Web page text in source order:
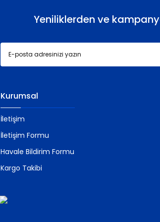
Yeniliklerden ve
Kurumsal
İletişim
İletişim Formu
Havale Bildirim Formu
Kargo Takibi